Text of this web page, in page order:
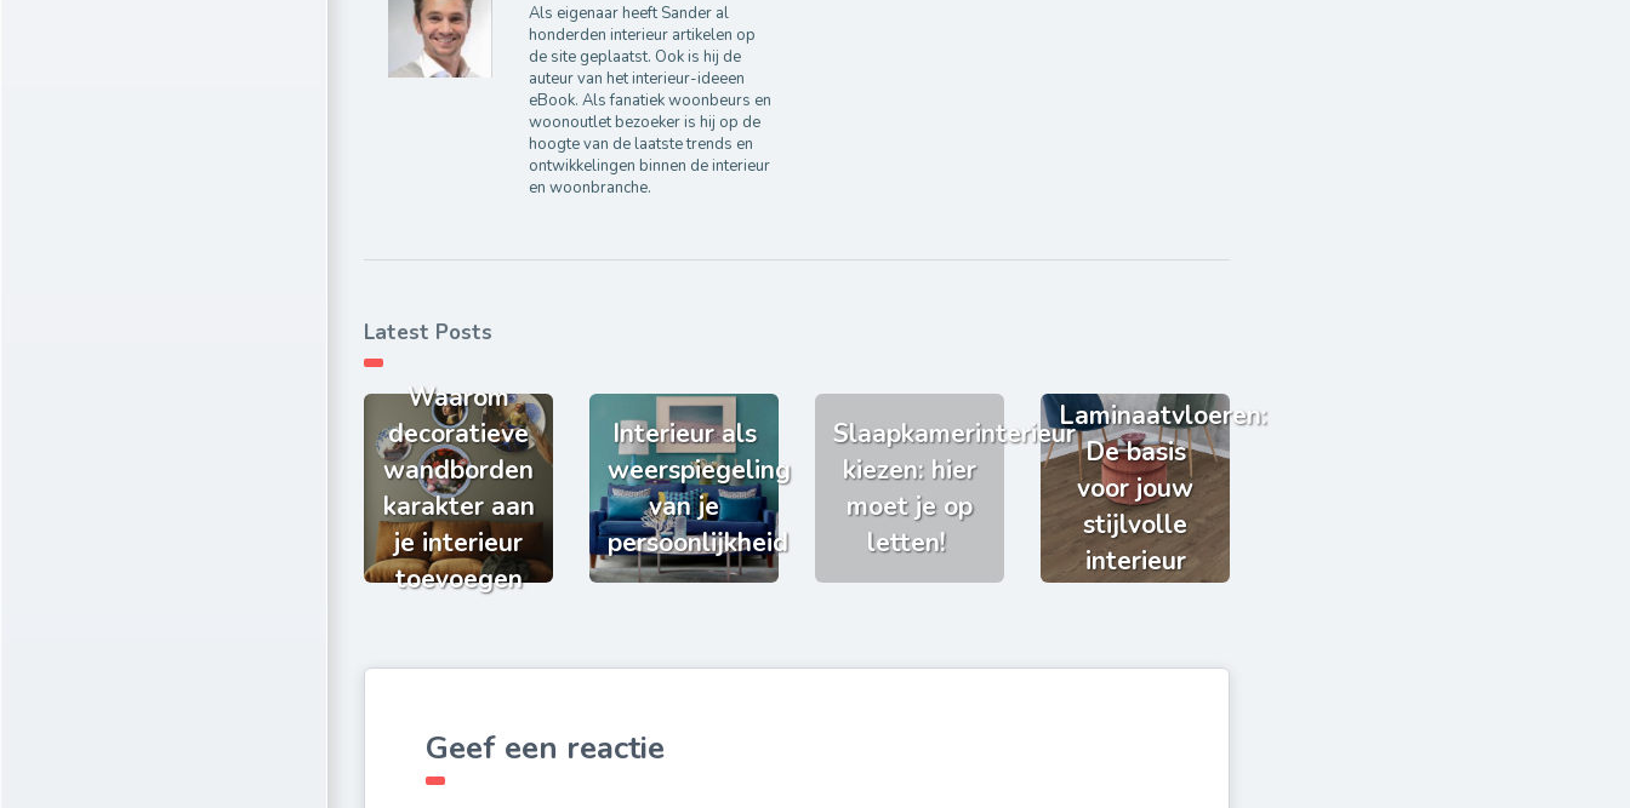
Als eigenaar heeft Sander al
honderden interieur artikelen op
de site geplaatst. Ook is hij de
auteur van het interieur-ideeen
eBook. Als fanatiek woonbeurs en
woonoutlet bezoeker is hij op de
hoogte van de laatste trends en
ontwikkelingen binnen de interieur
en woonbranche.
Latest Posts
Waarom
decoratieve
wandborden
karakter aan
je interieur
toevoegen
Interieur als
weerspiegeling
van je
persoonlijkheid
Slaapkamerinterieur
kiezen: hier
moet je op
letten!
Laminaatvloeren:
De basis
voor jouw
stijlvolle
interieur
Geef een reactie